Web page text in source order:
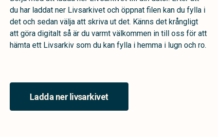
du har laddat ner Livsarkivet och öppnat filen kan du fylla i
det och sedan välja att skriva ut det. Känns det krångligt
att göra digitalt så är du varmt välkommen in till oss för att
hämta ett Livsarkiv som du kan fylla i hemma i lugn och ro.
Ladda ner livsarkivet